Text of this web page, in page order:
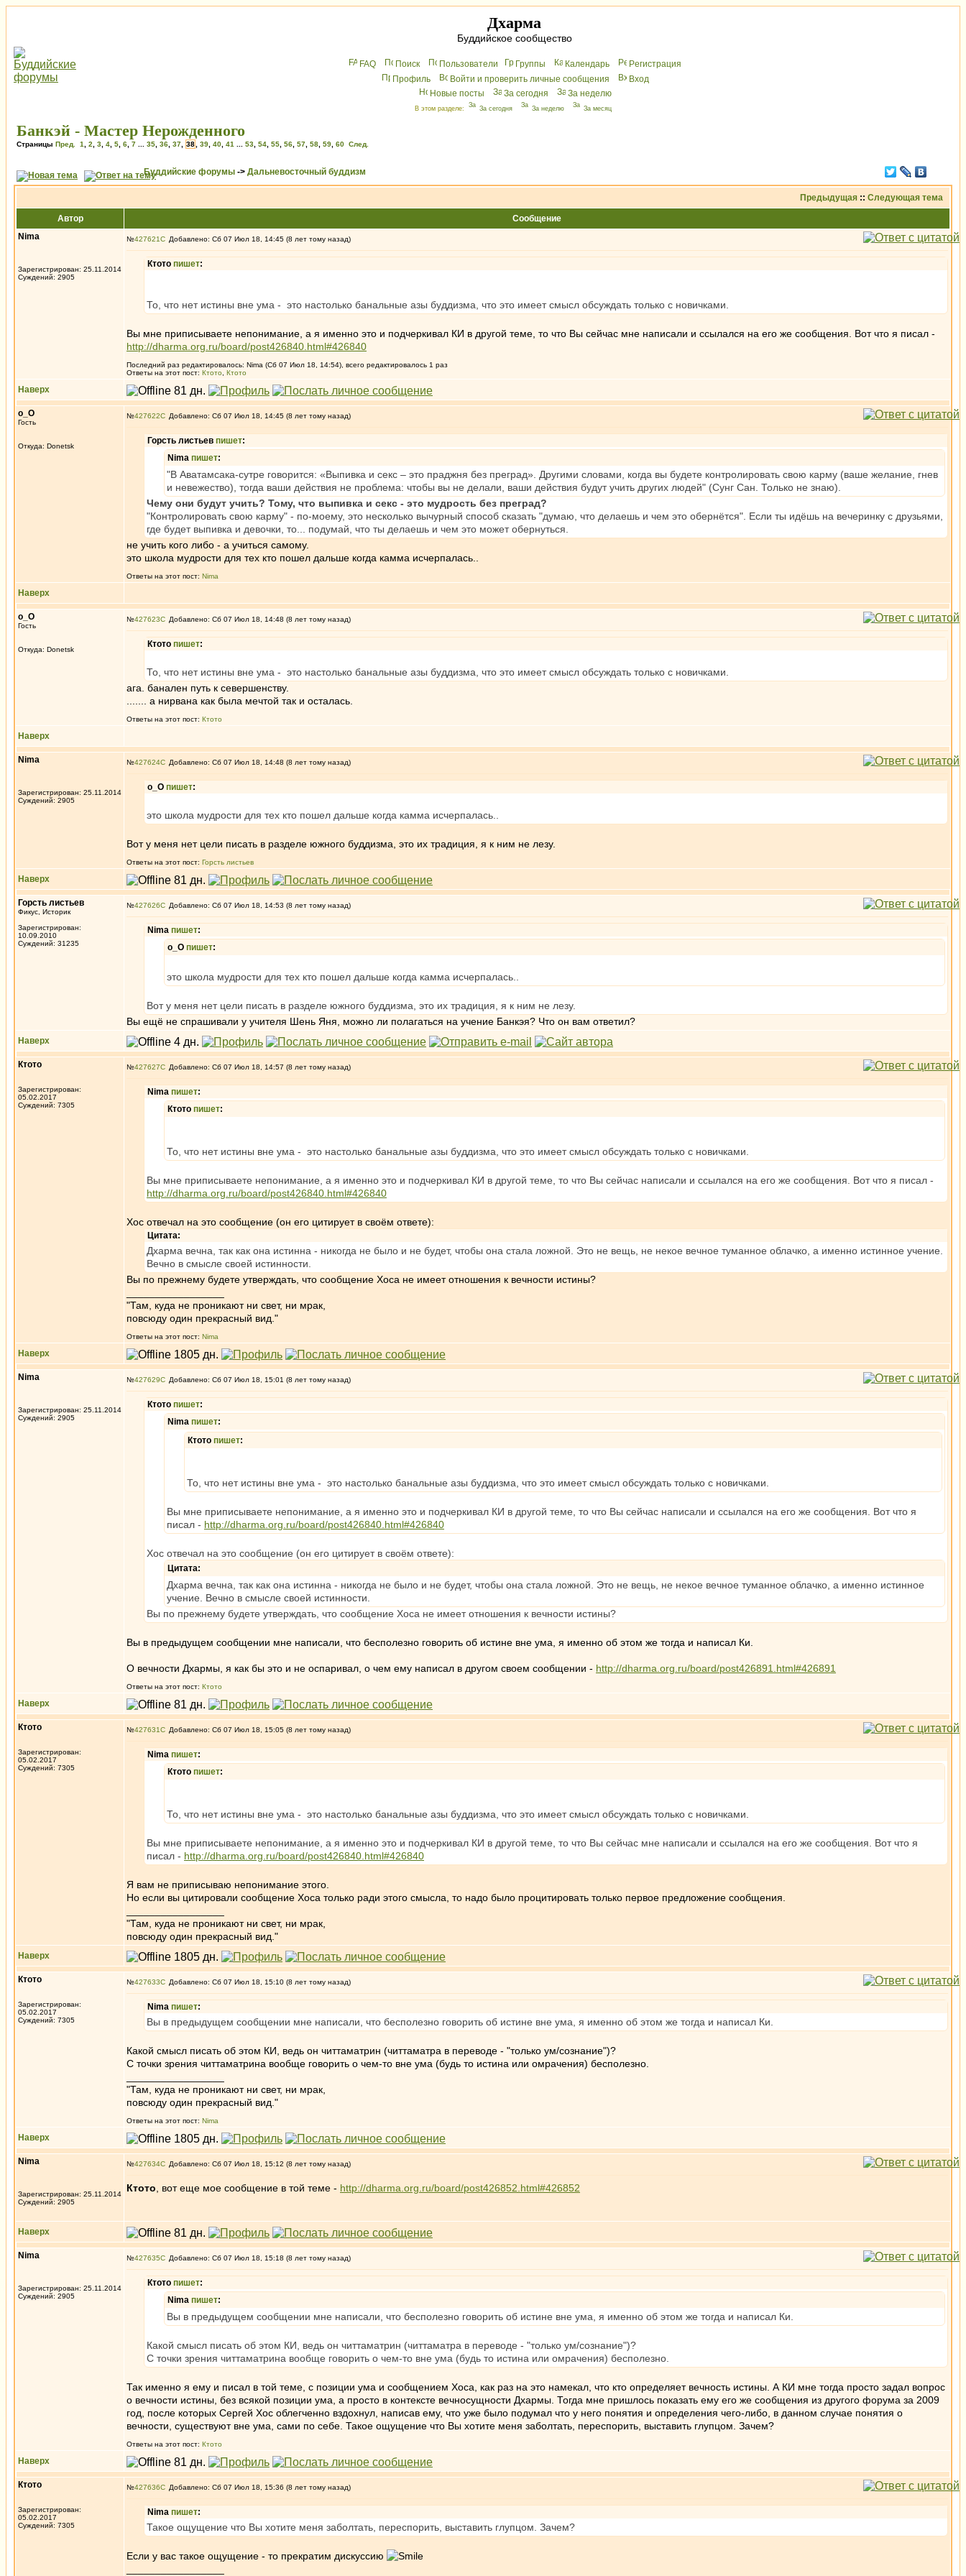
Дхарма
Буддийское сообщество
FAQ Поиск Пользователи Группы Календарь
Peгиcтрaция
Профиль
Войти и проверить личные сообщения
Вхoд
Новые посты
За сегодня За неделю
В этом разделе: За сегодня За неделю За месяц
Банкэй - Мастер Нерожденного
Страницы Пред. 1 2 3 4 5 6 7 35 36 37 38 39 40 41 53 54 55 56 57 58 59 60 След.
Буддийские форумы -> Дальневосточный буддизм
Предыдущая :: Следующая тема
Автор
Сообщение
Nima
Зарегистрирован: 25.11.2014
Суждений: 2905
№427621 Добавлено: Сб 07 Июл 18, 14:45 (8 лет тому назад)
Ктото пишет:
То, что нет истины вне ума - это настолько банальные азы буддизма, что это имеет смысл обсуждать только с новичками.
Вы мне приписываете непонимание, а я именно это и подчеркивал КИ в другой теме, то что Вы сейчас мне написали и ссылался на его же сообщения. Вот что я писал -
http://dharma.org.ru/board/post426840.html#426840
Последний раз редактировалось: Nima (Сб 07 Июл 18, 14:54), всего редактировалось 1 раз
Ответы на этот пост: Ктото Ктото
Наверх
о_О
Гость
Откуда: Donetsk
№427622 Добавлено: Сб 07 Июл 18, 14:45 (8 лет тому назад)
Горсть листьев пишет:
Nima пишет:
"В Аватамсака-сутре говорится: «Выпивка и секс – это праджня без преград». Другими словами, когда вы будете контролировать свою карму (ваше желание, гнев
и невежество), тогда ваши действия не проблема: чтобы вы не делали, ваши действия будут учить других людей" (Сунг Сан. Только не знаю).
Чему они будут учить? Тому, что выпивка и секс - это мудрость без преград?
"Контролировать свою карму" - по-моему, это несколько вычурный способ сказать "думаю, что делаешь и чем это обернётся". Если ты идёшь на вечеринку с друзьями,
где будет выпивка и девочки, то... подумай, что ты делаешь и чем это может обернуться.
не учить кого либо - а учиться самому.
это школа мудрости для тех кто пошел дальше когда камма исчерпалась..
Ответы на этот пост: Nima
Наверх
о_О
Гость
Откуда: Donetsk
№427623 Добавлено: Сб 07 Июл 18, 14:48 (8 лет тому назад)
Ктото пишет:
То, что нет истины вне ума - это настолько банальные азы буддизма, что это имеет смысл обсуждать только с новичками.
ага. банален путь к севершенству.
....... а нирвана как была мечтой так и осталась.
Ответы на этот пост: Ктото
Наверх
Nima
Зарегистрирован: 25.11.2014
Суждений: 2905
№427624 Добавлено: Сб 07 Июл 18, 14:48 (8 лет тому назад)
о_О пишет:
это школа мудрости для тех кто пошел дальше когда камма исчерпалась..
Вот у меня нет цели писать в разделе южного буддизма, это их традиция, я к ним не лезу.
Ответы на этот пост: Горсть листьев
Наверх
Горсть листьев
Фикус, Историк
Зарегистрирован:
10.09.2010
Суждений: 31235
№427626 Добавлено: Сб 07 Июл 18, 14:53 (8 лет тому назад)
Nima пишет:
о_О пишет:
это школа мудрости для тех кто пошел дальше когда камма исчерпалась..
Вот у меня нет цели писать в разделе южного буддизма, это их традиция, я к ним не лезу.
Вы ещё не спрашивали у учителя Шень Яня, можно ли полагаться на учение Банкэя? Что он вам ответил?
Наверх
Ктото
Зарегистрирован:
05.02.2017
Суждений: 7305
№427627 Добавлено: Сб 07 Июл 18, 14:57 (8 лет тому назад)
Nima пишет:
Ктото пишет:
То, что нет истины вне ума - это настолько банальные азы буддизма, что это имеет смысл обсуждать только с новичками.
Вы мне приписываете непонимание, а я именно это и подчеркивал КИ в другой теме, то что Вы сейчас написали и ссылался на его же сообщения. Вот что я писал -
http://dharma.org.ru/board/post426840.html#426840
Хос отвечал на это сообщение (он его цитирует в своём ответе):
Цитата:
Дхарма вечна, так как она истинна - никогда не было и не будет, чтобы она стала ложной. Это не вещь, не некое вечное туманное облачко, а именно истинное учение.
Вечно в смысле своей истинности.
Вы по прежнему будете утверждать, что сообщение Хоса не имеет отношения к вечности истины?
"Там, куда не проникают ни свет, ни мрак,
повсюду один прекрасный вид."
Ответы на этот пост: Nima
Наверх
Nima
Зарегистрирован: 25.11.2014
Суждений: 2905
№427629 Добавлено: Сб 07 Июл 18, 15:01 (8 лет тому назад)
Ктото пишет:
Nima пишет:
Ктото пишет:
То, что нет истины вне ума - это настолько банальные азы буддизма, что это имеет смысл обсуждать только с новичками.
Вы мне приписываете непонимание, а я именно это и подчеркивал КИ в другой теме, то что Вы сейчас написали и ссылался на его же сообщения. Вот что я
писал - http://dharma.org.ru/board/post426840.html#426840
Хос отвечал на это сообщение (он его цитирует в своём ответе):
Цитата:
Дхарма вечна, так как она истинна - никогда не было и не будет, чтобы она стала ложной. Это не вещь, не некое вечное туманное облачко, а именно истинное
учение. Вечно в смысле своей истинности.
Вы по прежнему будете утверждать, что сообщение Хоса не имеет отношения к вечности истины?
Вы в предыдущем сообщении мне написали, что бесполезно говорить об истине вне ума, я именно об этом же тогда и написал Ки.
О вечности Дхармы, я как бы это и не оспаривал, о чем ему написал в другом своем сообщении - http://dharma.org.ru/board/post426891.html#426891
Ответы на этот пост: Ктото
Наверх
Ктото
Зарегистрирован:
05.02.2017
Суждений: 7305
№427631 Добавлено: Сб 07 Июл 18, 15:05 (8 лет тому назад)
Nima пишет:
Ктото пишет:
То, что нет истины вне ума - это настолько банальные азы буддизма, что это имеет смысл обсуждать только с новичками.
Вы мне приписываете непонимание, а я именно это и подчеркивал КИ в другой теме, то что Вы сейчас мне написали и ссылался на его же сообщения. Вот что я
писал - http://dharma.org.ru/board/post426840.html#426840
Я вам не приписываю непонимание этого.
Но если вы цитировали сообщение Хоса только ради этого смысла, то надо было процитировать только первое предложение сообщения.
"Там, куда не проникают ни свет, ни мрак,
повсюду один прекрасный вид."
Наверх
Ктото
Зарегистрирован:
05.02.2017
Суждений: 7305
№427633 Добавлено: Сб 07 Июл 18, 15:10 (8 лет тому назад)
Nima пишет:
Вы в предыдущем сообщении мне написали, что бесполезно говорить об истине вне ума, я именно об этом же тогда и написал Ки.
Какой смысл писать об этом КИ, ведь он читтаматрин (читтаматра в переводе - "только ум/сознание")?
С точки зрения читтаматрина вообще говорить о чем-то вне ума (будь то истина или омрачения) бесполезно.
"Там, куда не проникают ни свет, ни мрак,
повсюду один прекрасный вид."
Ответы на этот пост: Nima
Наверх
Nima
Зарегистрирован: 25.11.2014
Суждений: 2905
№427634 Добавлено: Сб 07 Июл 18, 15:12 (8 лет тому назад)
Ктото , вот еще мое сообщение в той теме - http://dharma.org.ru/board/post426852.html#426852
Наверх
Nima
Зарегистрирован: 25.11.2014
Суждений: 2905
№427635 Добавлено: Сб 07 Июл 18, 15:18 (8 лет тому назад)
Ктото пишет:
Nima пишет:
Вы в предыдущем сообщении мне написали, что бесполезно говорить об истине вне ума, я именно об этом же тогда и написал Ки.
Какой смысл писать об этом КИ, ведь он читтаматрин (читтаматра в переводе - "только ум/сознание")?
С точки зрения читтаматрина вообще говорить о чем-то вне ума (будь то истина или омрачения) бесполезно.
Так именно я ему и писал в той теме, с позиции ума и сообщением Хоса, как раз на это намекал, что кто определяет вечность истины. А КИ мне тогда просто задал вопрос
о вечности истины, без всякой позиции ума, а просто в контексте вечносущности Дхармы. Тогда мне пришлось показать ему его же сообщения из другого форума за 2009
год, после которых Сергей Хос облегченно вздохнул, написав ему, что уже было подумал что у него понятия и определения чего-либо, в данном случае понятия о
вечности, существуют вне ума, сами по себе. Такое ощущение что Вы хотите меня заболтать, переспорить, выставить глупцом. Зачем?
Ответы на этот пост: Ктото
Наверх
Ктото
Зарегистрирован:
05.02.2017
Суждений: 7305
№427636 Добавлено: Сб 07 Июл 18, 15:36 (8 лет тому назад)
Nima пишет:
Такое ощущение что Вы хотите меня заболтать, переспорить, выставить глупцом. Зачем?
Если у вас такое ощущение - то прекратим дискуссию